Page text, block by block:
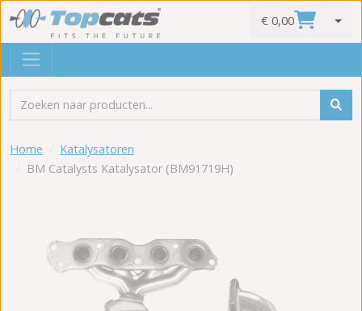
€ 0,00
Home
Katalysatoren
BM Catalysts Katalysator (BM91719H)